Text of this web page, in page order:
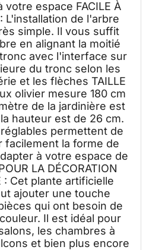
votre espace FACILE À
: L'installation de l'arbre
simple. Il vous suffit
en alignant la moitié
avec l'interface sur
du tronc selon les
et les flèches TAILLE
olivier mesure 180 cm
de la jardinière est
hauteur est de 26 cm.
permettent de
facilement la forme de
à votre espace de
LA DÉCORATION
: Cet plante artificielle
ajouter une touche
qui ont besoin de
Il est idéal pour
les chambres à
et bien plus encore